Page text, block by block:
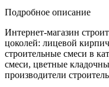
Подробное описание
Интернет-магазин
цоколей: лицевой
строительные смеси в
смеси, цветные
производители